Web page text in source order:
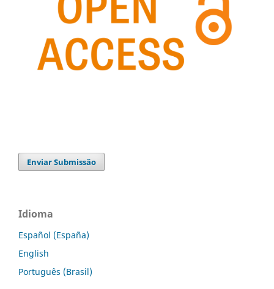
Enviar Submissão
Idioma
Español (España)
English
Português (Brasil)